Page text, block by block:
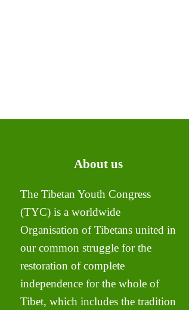
About us
The Tibetan Youth Congress
(TYC) is a worldwide
Organisation of Tibetans united in
our common struggle for the
restoration of complete
independence for the whole of
Tibet, which includes the tradition